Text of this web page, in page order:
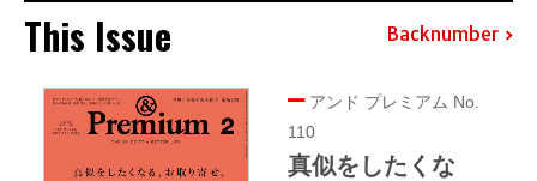
This Issue Backnumber
アンド プレミアム No.
110
真似をしたくな